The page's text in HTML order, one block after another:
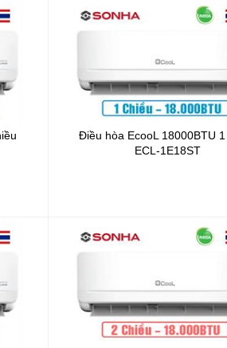
Điều hòa EcooL 18000BTU
ECL-1E18ST